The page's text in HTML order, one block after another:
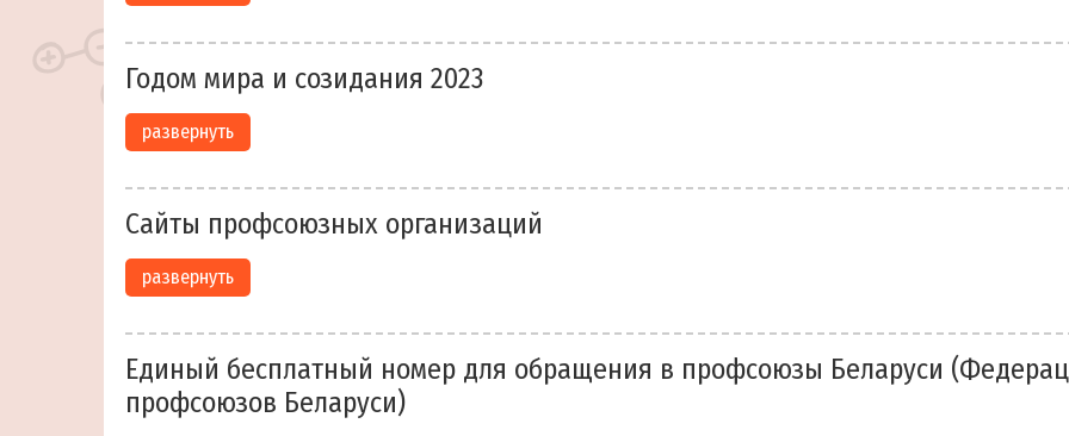
Годом мира и созидания 2023
развернуть
Сайты профсоюзных организаций
развернуть
Единый бесплатный номер для обращения в профсоюзы Беларуси
профсоюзов Беларуси)